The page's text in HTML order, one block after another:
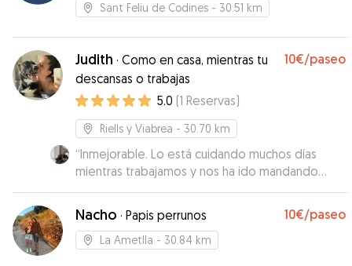
Sant Feliu de Codines - 30.51 km
Judith · Como en casa, mientras tu
descansas o trabajas
10€/paseo
5.0 (1 Reservas)
Riells y Viabrea - 30.70 km
“Inmejorable. Lo está cuidando muchos días
mientras trabajamos y nos ha ido mandando
fotos y videos. Su perra es un amor y para lo
complicado que es el nuestro se han adaptado
súper bien. Freya no tiene ningún problema con
otros perros y Judith es super atenta. Incluso se
Nacho · Papis perrunos 10€/paseo
La Ametlla - 30.84 km